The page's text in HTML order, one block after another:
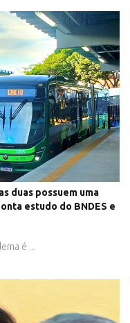
duas possuem uma
estudo do BNDES e
é ...